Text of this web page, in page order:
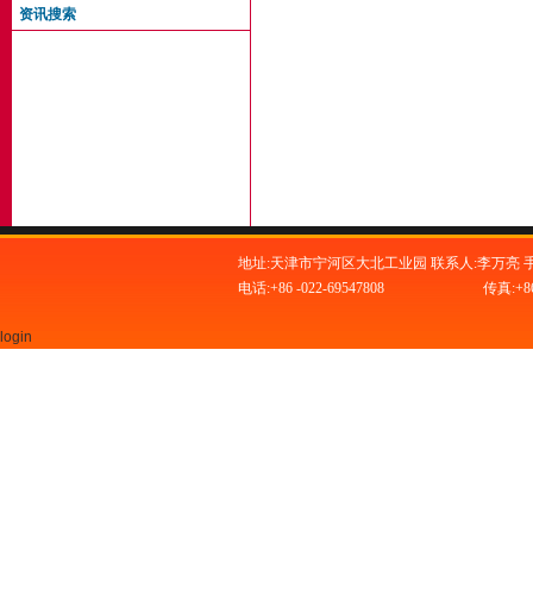
资讯搜索
地址:天津市宁河区大北工业园 联系人:李万亮
电话:+86 -022-69547808
传真
login